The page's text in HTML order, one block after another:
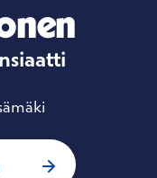
: Aino Paunonen,